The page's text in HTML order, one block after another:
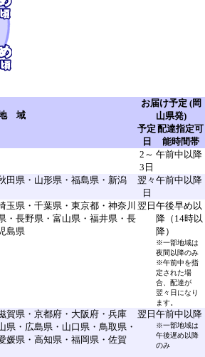
域
お届け予定 (岡
山県発)
予定
日
配達指定可
能時間帯
2～
3日
午前中以降
田県・山形県・福島県・新潟
翌々
日
午前中以降
玉県・千葉県・東京都・神奈川
・長野県・富山県・福井県・長
島県
翌日 午後早め以
降（14時以
降）
※一部地域は
夜間以降のみ
※午前中を指
定された場
合、配達が
翌々日になり
ます。
賀県・京都府・大阪府・兵庫
県・広島県・山口県・鳥取県・
媛県・高知県・福岡県・佐賀
翌日 午前中以降
※一部地域は
午後遅め以降
のみ